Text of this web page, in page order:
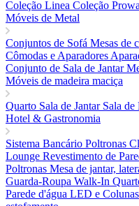
Coleção Linea Coleção
Móveis de Metal
Conjuntos de Sofá Mesas de
Cômodas e Aparadores
Conjunto de Sala de Jantar
Móveis de madeira maciça
Quarto Sala de Jantar Sala de
Hotel & Gastronomia
Sistema Bancário Poltronas
Lounge Revestimento de
Poltronas Mesa de jantar,
Guarda-Roupa Walk-In
Parede d'água LED e Colunas